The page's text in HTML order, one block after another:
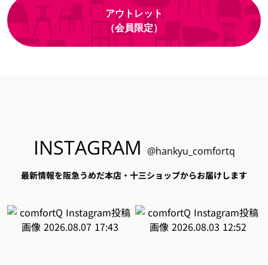
アウトレット
（会員限定）
INSTAGRAM @hankyu_comfortq
最新情報を阪急うめだ本店・十三ショップからお届けします